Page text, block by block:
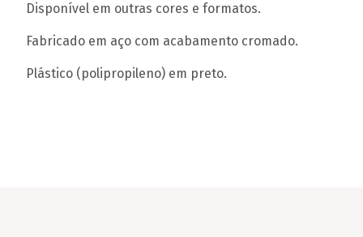
Disponível em outras cores e formatos.
Fabricado em aço com acabamento cromado.
Plástico (polipropileno) em preto.